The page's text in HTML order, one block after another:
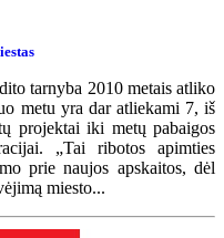
tarnyba 2010 metais atliko
metu yra dar atliekami 7, iš
projektai iki metų pabaigos
„Tai ribotos apimties
prie naujos apskaitos, dėl
miesto...